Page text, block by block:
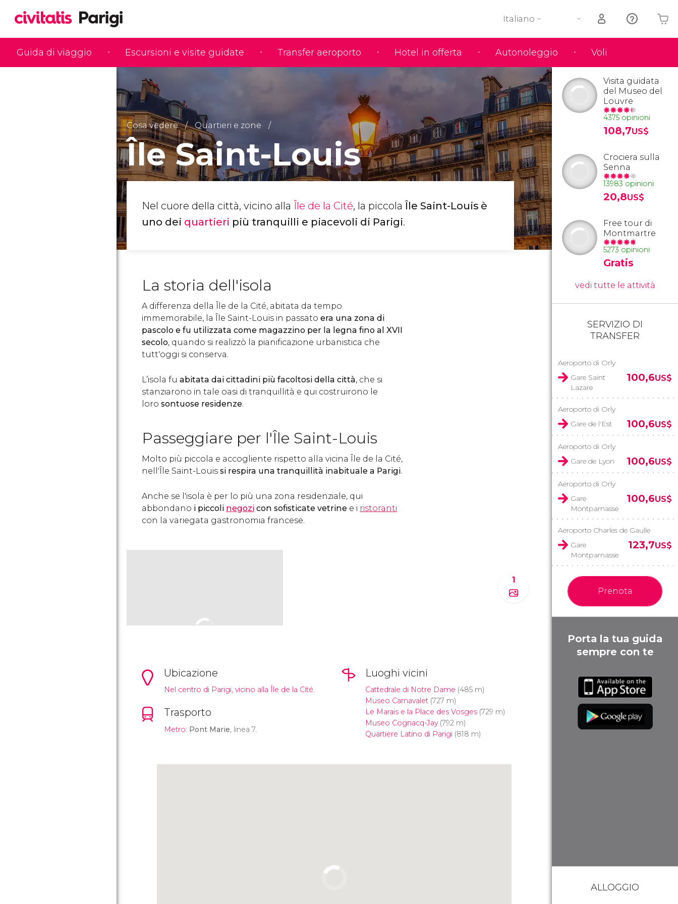
Guida di viaggio Escursioni e visite guidate Transfer aeroporto Hotel in offerta Autonoleggio Voli
Italiano
Il tuo carrello è vuoto
Cosa vedere Quartieri e zone
Île Saint-Louis
Nel cuore della città, vicino alla Île de la Cité, la piccolaÎle Saint-Louis è
uno dei quartieri più tranquilli e piacevoli di Parigi.
La storia dell'isola
A differenza della Île de la Cité, abitata da tempo
immemorabile, la Île Saint-Louis in passato era una zona di
pascolo e fu utilizzata come magazzino per la legna fino al XVII
secolo, quando si realizzò la pianificazione urbanistica che
tutt'oggi si conserva.
L’isola fu abitata dai cittadini più facoltosi della città, che si
stanziarono in tale oasi di tranquillità e qui costruirono le
loro sontuose residenze.
Passeggiare per l'Île Saint-Louis
Molto più piccola e accogliente rispetto alla vicina Île de la Cité,
nell'Île Saint-Louis si respira una tranquillità inabituale a Parigi.
Anche se l'isola è per lo più una zona residenziale, qui
abbondano i piccoli negozi con sofisticate vetrine e i ristoranti
con la variegata gastronomia francese.
1
Ubicazione
Nel centro di Parigi, vicino alla Île de la Cité.
Trasporto
Metro: Pont Marie, linea 7.
Luoghi vicini
Cattedrale di Notre Dame (485 m)
Museo Carnavalet(727 m)
Le Marais e la Place des Vosges(729 m)
Museo Cognacq-Jay(792 m)
Quartiere Latino di Parigi(818 m)
Visita guidata
del Museo del
Louvre
4375 opinioni
108,7US$
Crociera sulla
Senna
13983 opinioni
20,8US$
Free tour di
Montmartre
5273 opinioni
Gratis
vedi tutte le attività
SERVIZIO DI
TRANSFER
Aeroporto di Orly
Gare Saint
Lazare
100,6US$
Aeroporto di Orly
Gare de l'Est
100,6US$
Aeroporto di Orly
Gare de Lyon
100,6US$
Aeroporto di Orly
Gare
Montparnasse
100,6US$
Aeroporto Charles de Gaulle
Gare
Montparnasse
123,7US$
Prenota
Porta la tua guida
sempre con te
ALLOGGIO